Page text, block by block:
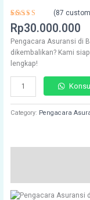
Rated
4.75out
of 5
based on
87
customer
(87
Rp30.000.000
Pengacara Asuransi di
dikembalikan? Kami
lengkap!
Category: Pengacara